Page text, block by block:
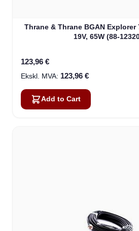
Thrane & Thrane BGAN Explorer
19V, 65W (88-
123,96 €
123,96 €
Add to Cart